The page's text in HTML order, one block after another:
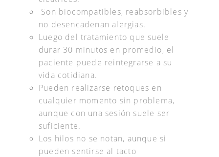
Son biocompatibles, reabsorbibles y
no desencadenan alergias.
Luego del tratamiento que suele
durar 30 minutos en promedio, el
paciente puede reintegrarse a su
vida cotidiana.
Pueden realizarse retoques en
cualquier momento sin problema,
aunque con una sesión suele ser
suficiente.
Los hilos no se notan, aunque si
pueden sentirse al tacto